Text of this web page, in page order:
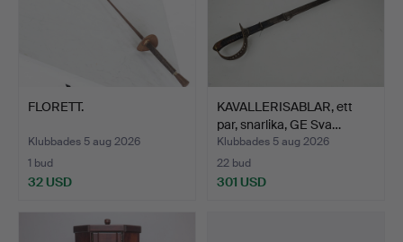
FLORETT.
Klubbades 5 aug 2026
1 bud
32 USD
KAVALLERISABLAR, ett
par, snarlika, GE Sva…
Klubbades 5 aug 2026
22 bud
301 USD